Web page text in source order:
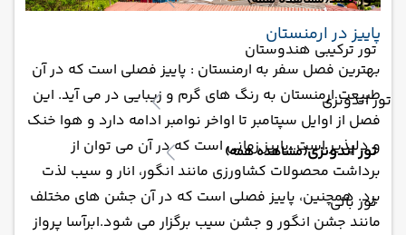
تور ترکیبی هندوستان
تور اندونزی
تور اندونزی(مشاهده همه)
تور بالی
پاییز در ارمنستان
بهترین فصل سفر به ارمنستان : پاییز فصلی است که در آن
طبیعت ارمنستان به رنگ های گرم و زیبایی در می آید. این
فصل از اوایل سپتامبر تا اواخر نوامبر ادامه دارد و هوا خنک
و دلپذیر است. پاییز زمانی است که در آن می توان از
برداشت محصولات کشاورزی مانند انگور، انار و سیب لذت
برد. همچنین، پاییز فصلی است که در آن جشن های مختلف
مانند جشن انگور و جشن سیب برگزار می شود.ابرآسا پرواز